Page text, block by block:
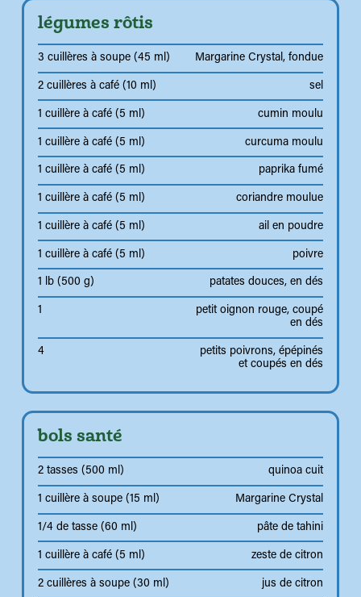
légumes rôtis
3 cuillères à soupe (45 ml) Margarine Crystal, fondue
2 cuillères à café (10 ml) sel
1 cuillère à café (5 ml) cumin moulu
1 cuillère à café (5 ml) curcuma moulu
1 cuillère à café (5 ml) paprika fumé
1 cuillère à café (5 ml) coriandre moulue
1 cuillère à café (5 ml) ail en poudre
1 cuillère à café (5 ml) poivre
1 lb (500 g) patates douces, en dés
1
petit oignon rouge, coupé
en dés
4
petits poivrons, épépinés
et coupés en dés
bols santé
2 tasses (500 ml) quinoa cuit
1 cuillère à soupe (15 ml) Margarine Crystal
1/4 de tasse (60 ml) pâte de tahini
1 cuillère à café (5 ml) zeste de citron
2 cuillères à soupe (30 ml) jus de citron